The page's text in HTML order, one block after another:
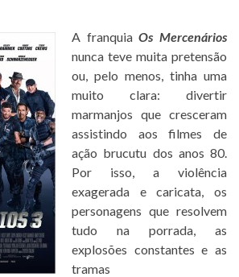
A franquiaOs Mercenários
nunca teve muita pretensão
ou, pelo menos, tinha uma
muito clara: divertir
marmanjos que cresceram
assistindo aos filmes de
ação brucutu dos anos 80.
Por isso, a violência
exagerada e caricata, os
personagens que resolvem
tudo na porrada, as
explosões constantes e as
tramas